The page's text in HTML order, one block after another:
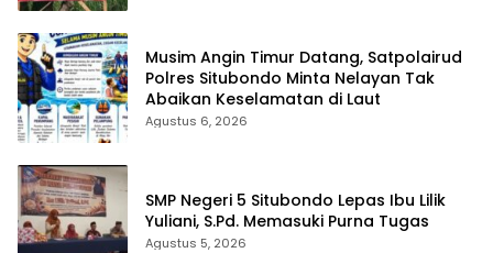
Musim Angin Timur Datang, Satpolairud
Polres Situbondo Minta Nelayan Tak
Abaikan Keselamatan di Laut
Agustus 6, 2026
SMP Negeri 5 Situbondo Lepas Ibu Lilik
Yuliani, S.Pd. Memasuki Purna Tugas
Agustus 5, 2026